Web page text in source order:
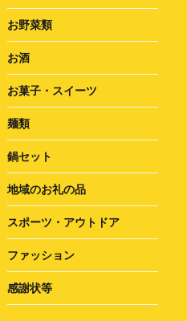
お野菜類
お酒
お菓子・スイーツ
麺類
鍋セット
地域のお礼の品
スポーツ・アウトドア
ファッション
感謝状等